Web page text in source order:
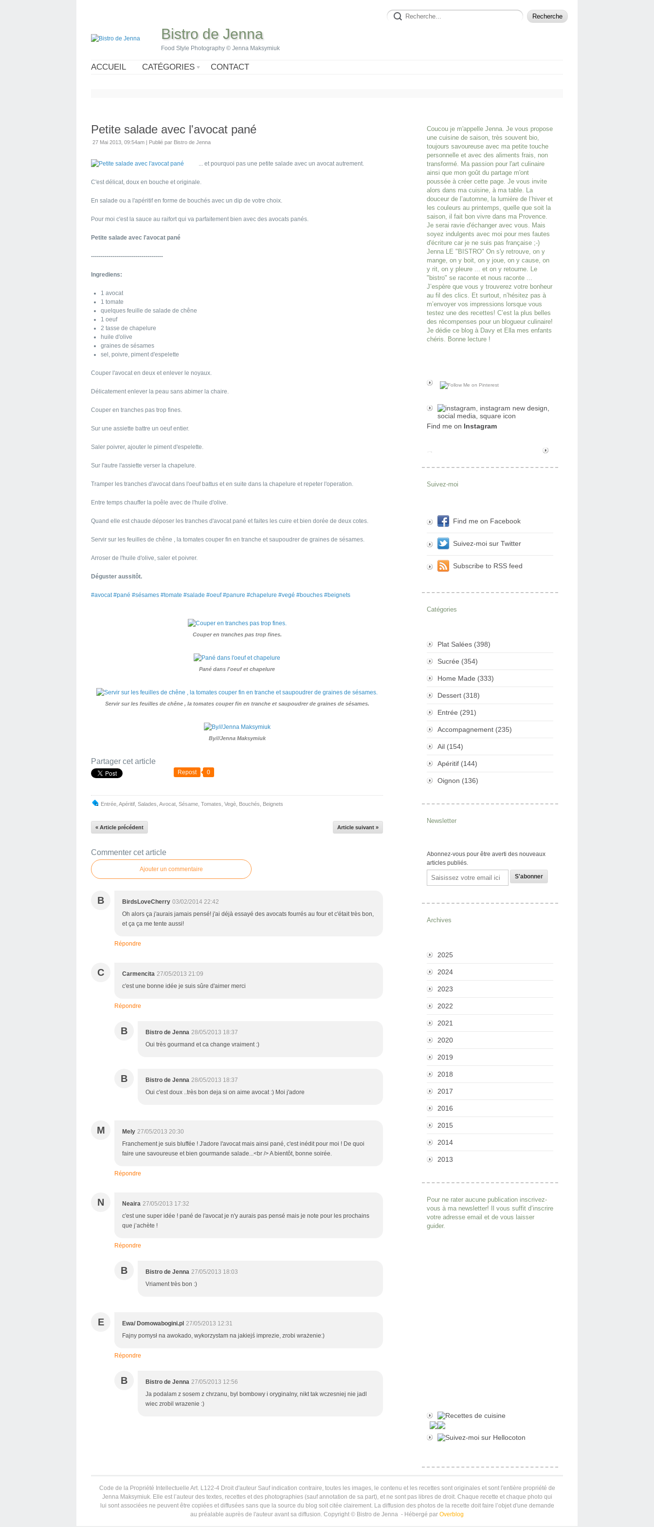
Bistro de Jenna
Food Style Photography © Jenna Maksymiuk
ACCUEIL CATÉGORIES CONTACT
Petite salade avec l'avocat pané
27 Mai 2013, 09:54am | Publié par Bistro de Jenna
... et pourquoi pas une petite salade avec un avocat autrement.
C'est délicat, doux en bouche et originale.
En salade ou a l'apéritif en forme de bouchés avec un dip de votre choix.
Pour moi c'est la sauce au raifort qui va parfaitement bien avec des avocats panés.
Petite salade avec l'avocat pané
-------------------------------------
Ingrediens:
1 avocat
1 tomate
quelques feuille de salade de chêne
1 oeuf
2 tasse de chapelure
huile d'olive
graines de sésames
sel, poivre, piment d'espelette
Couper l'avocat en deux et enlever le noyaux.
Délicatement enlever la peau sans abimer la chaire.
Couper en tranches pas trop fines.
Sur une assiette battre un oeuf entier.
Saler poivrer, ajouter le piment d'espelette.
Sur l'autre l'assiette verser la chapelure.
Tramper les tranches d'avocat dans l'oeuf battus et en suite dans la chapelure et repeter l'operation.
Entre temps chauffer la poêle avec de l'huile d'olive.
Quand elle est chaude déposer les tranches d'avocat pané et faites les cuire et bien dorée de deux cotes.
Servir sur les feuilles de chêne , la tomates couper fin en tranche et saupoudrer de graines de sésames.
Arroser de l'huile d'olive, saler et poivrer.
Déguster aussitôt.
#avocat #pané #sésames #tomate #salade #oeuf #panure #chapelure #vegé #bouches #beignets
Couper en tranches pas trop fines.
Pané dans l'oeuf et chapelure
Servir sur les feuilles de chêne , la tomates couper fin en tranche et saupoudrer de graines de sésames.
By///Jenna Maksymiuk
Partager cet article
Repost 0
Entrée Apéritif Salades Avocat Sésame Tomates Vegè Bouchés Beignets
« Article précédent Article suivant »
Commenter cet article
Ajouter un commentaire
B BirdsLoveCherry 03/02/2014 22:42
Oh alors ça j'aurais jamais pensé! j'ai déjà essayé des avocats fourrés au four et c'était très bon,
et ça ça me tente aussi!
Répondre
C Carmencita 27/05/2013 21:09
c'est une bonne idée je suis sûre d'aimer merci
Répondre
B Bistro de Jenna 28/05/2013 18:37
Oui très gourmand et ca change vraiment :)
B Bistro de Jenna 28/05/2013 18:37
Oui c'est doux ..très bon deja si on aime avocat :) Moi j'adore
M Mely 27/05/2013 20:30
Franchement je suis bluffée ! J'adore l'avocat mais ainsi pané, c'est inédit pour moi ! De quoi
faire une savoureuse et bien gourmande salade...<br /> A bientôt, bonne soirée.
Répondre
N Neaira 27/05/2013 17:32
c'est une super idée ! pané de l'avocat je n'y aurais pas pensé mais je note pour les prochains
que j’achète !
Répondre
B Bistro de Jenna 27/05/2013 18:03
Vriament très bon :)
E Ewa/ Domowabogini.pl 27/05/2013 12:31
Fajny pomysł na awokado, wykorzystam na jakiejś imprezie, zrobi wrażenie:)
Répondre
B Bistro de Jenna 27/05/2013 12:56
Ja podalam z sosem z chrzanu, byl bombowy i oryginalny, nikt tak wczesniej nie jadl
wiec zrobil wrazenie :)
Coucou je m'appelle Jenna. Je vous propose
une cuisine de saison, très souvent bio,
toujours savoureuse avec ma petite touche
personnelle et avec des aliments frais, non
transformé. Ma passion pour l'art culinaire
ainsi que mon goût du partage m'ont
poussée à créer cette page. Je vous invite
alors dans ma cuisine, à ma table. La
douceur de l’automne, la lumière de l’hiver et
les couleurs au printemps, quelle que soit la
saison, il fait bon vivre dans ma Provence.
Je serai ravie d'échanger avec vous. Mais
soyez indulgents avec moi pour mes fautes
d'écriture car je ne suis pas française ;-)
Jenna LE "BISTRO" On s'y retrouve, on y
mange, on y boit, on y joue, on y cause, on
y rit, on y pleure ... et on y retourne. Le
"bistro" se raconte et nous raconte ...
J’espère que vous y trouverez votre bonheur
au fil des clics. Et surtout, n’hésitez pas à
m’envoyer vos impressions lorsque vous
testez une des recettes! C’est la plus belles
des récompenses pour un blogueur culinaire!
Je dédie ce blog à Davy et Ella mes enfants
chéris. Bonne lecture !
Find me on Instagram
Suivez-moi
Find me on Facebook
Suivez-moi sur Twitter
Subscribe to RSS feed
Catégories
Plat Salées (398)
Sucrée (354)
Home Made (333)
Dessert (318)
Entrée (291)
Accompagnement (235)
Ail (154)
Apéritif (144)
Oignon (136)
Newsletter
Abonnez-vous pour être averti des nouveaux
articles publiés.
Email
Archives
2025
2024
2023
2022
2021
2020
2019
2018
2017
2016
2015
2014
2013
Pour ne rater aucune publication inscrivez-
vous à ma newsletter! Il vous suffit d’inscrire
votre adresse email et de vous laisser
guider.
Code de la Propriété Intellectuelle Art. L122-4 Droit d'auteur Sauf indication contraire, toutes les images, le contenu et les recettes sont originales et sont l'entière propriété de
Jenna Maksymiuk. Elle est l’auteur des textes, recettes et des photographies (sauf annotation de sa part), et ne sont pas libres de droit. Chaque recette et chaque photo qui
lui sont associées ne peuvent être copiées et diffusées sans que la source du blog soit citée clairement. La diffusion des photos de la recette doit faire l’objet d'une demande
au préalable auprès de l'auteur avant sa diffusion. Copyright © Bistro de Jenna - Hébergé par Overblog